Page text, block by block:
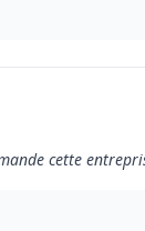
cette